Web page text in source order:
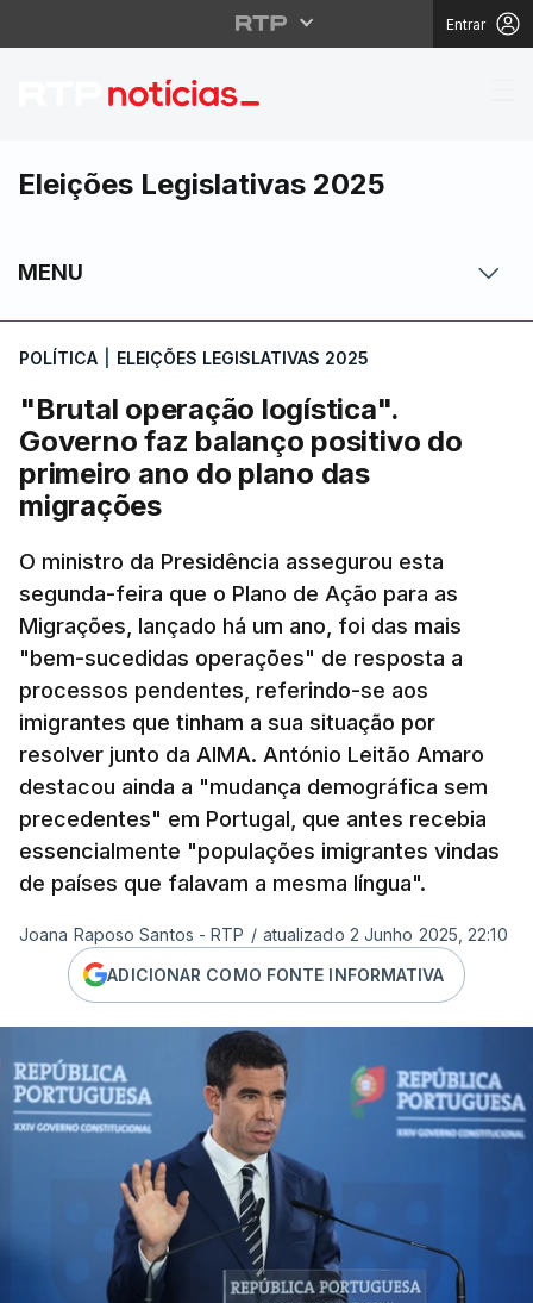
Entrar
"Brutal operação
Eleições Legislativas 2025
MENU
POLÍTICA ELEIÇÕES LEGISLATIVAS 2025
"Brutal operação logística".
Governo faz balanço positivo do
primeiro ano do plano das
migrações
O ministro da Presidência assegurou esta
segunda-feira que o Plano de Ação para as
Migrações, lançado há um ano, foi das mais
"bem-sucedidas operações" de resposta a
processos pendentes, referindo-se aos
imigrantes que tinham a sua situação por
resolver junto da AIMA. António Leitão Amaro
destacou ainda a "mudança demográfica sem
precedentes" em Portugal, que antes recebia
essencialmente "populações imigrantes vindas
de países que falavam a mesma língua".
Joana Raposo Santos - RTP / atualizado 2 Junho 2025, 22:10
ADICIONAR COMO FONTE INFORMATIVA